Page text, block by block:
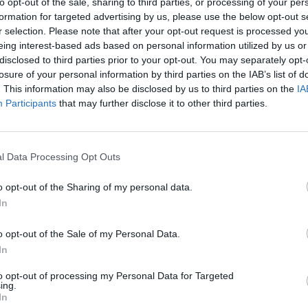
for targeted advertising by us, please use the below opt-out
selection. Please note that after your opt-out request is processed
interest-based ads based on personal information utilized by us
to third parties prior to your opt-out. You may separately
of your personal information by third parties on the IAB’s list of
This information may also be disclosed by us to third parties on the
Participants that may further disclose it to other third parties.
Data Processing Opt Outs
opt-out of the Sharing of my personal data.
opt-out of the Sale of my Personal Data.
opt-out of processing my Personal Data for Targeted
różnorodne potrzeby firm.
licencjonowanie
jest dostarczane z typem licencji, który pozwala firmom
Windows Server 2025 RDS Device CALs Standard